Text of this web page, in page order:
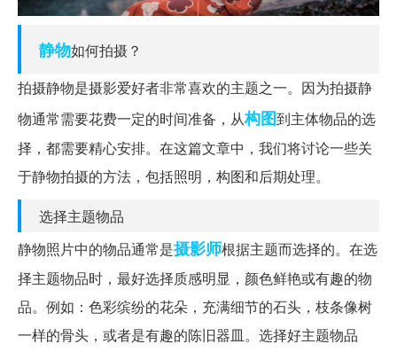
静物如何拍摄？
拍摄静物是摄影爱好者非常喜欢的主题之一。因为拍摄静
物通常需要花费一定的时间准备，从构图到主体物品的选
择，都需要精心安排。在这篇文章中，我们将讨论一些关
于静物拍摄的方法，包括照明，构图和后期处理。
选择主题物品
静物照片中的物品通常是摄影师根据主题而选择的。在选
择主题物品时，最好选择质感明显，颜色鲜艳或有趣的物
品。例如：色彩缤纷的花朵，充满细节的石头，枝条像树
一样的骨头，或者是有趣的陈旧器皿。选择好主题物品